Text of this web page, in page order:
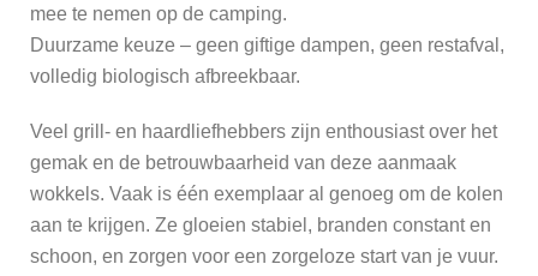
mee te nemen op de camping.
Duurzame keuze – geen giftige dampen, geen restafval,
volledig biologisch afbreekbaar.
Veel grill- en haardliefhebbers zijn enthousiast over het
gemak en de betrouwbaarheid van deze aanmaak
wokkels. Vaak is één exemplaar al genoeg om de kolen
aan te krijgen. Ze gloeien stabiel, branden constant en
schoon, en zorgen voor een zorgeloze start van je vuur.